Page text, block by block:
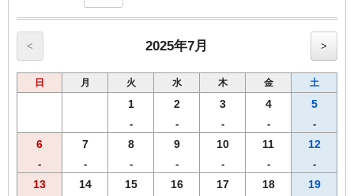
< 2025年7月 >
日 月 火 水 木 金 土
1
-
2
-
3
-
4
-
5
-
6
-
7
-
8
-
9
-
10
-
11
-
12
-
13 14 15 16 17 18 19